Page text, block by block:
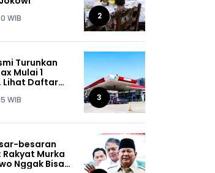
WIB 2
Turunkan
Mulai 1
Lihat Daftar
WIB 3
besaran
Murka
Nggak Bisa